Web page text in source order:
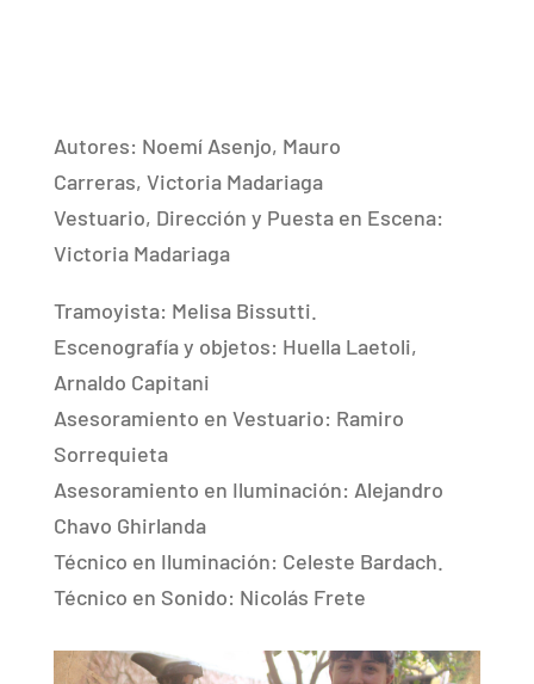
Autores: Noemí Asenjo, Mauro
Carreras, Victoria Madariaga
Vestuario, Dirección y Puesta en Escena:
Victoria Madariaga
Tramoyista: Melisa Bissutti.
Escenografía y objetos: Huella Laetoli,
Arnaldo Capitani
Asesoramiento en Vestuario: Ramiro
Sorrequieta
Asesoramiento en Iluminación: Alejandro
Chavo Ghirlanda
Técnico en Iluminación: Celeste Bardach.
Técnico en Sonido: Nicolás Frete